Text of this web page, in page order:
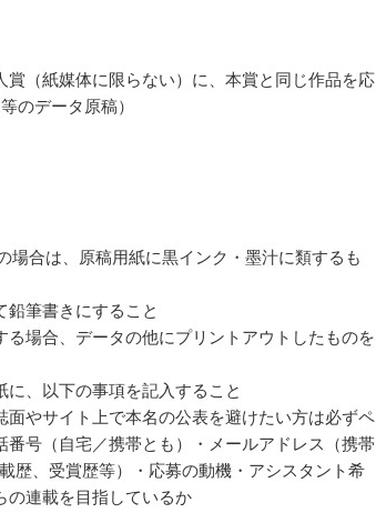
（紙媒体に限らない）に、本賞と同じ作品を応
のデータ原稿）
場合は、原稿用紙に黒インク・墨汁に類するも
筆書きにすること
場合、データの他にプリントアウトしたものを
、以下の事項を記入すること
面やサイト上で本名の公表を避けたい方は必ずペ
番号（自宅／携帯とも）・メールアドレス（携帯
歴、受賞歴等）・応募の動機・アシスタント希
の連載を目指しているか